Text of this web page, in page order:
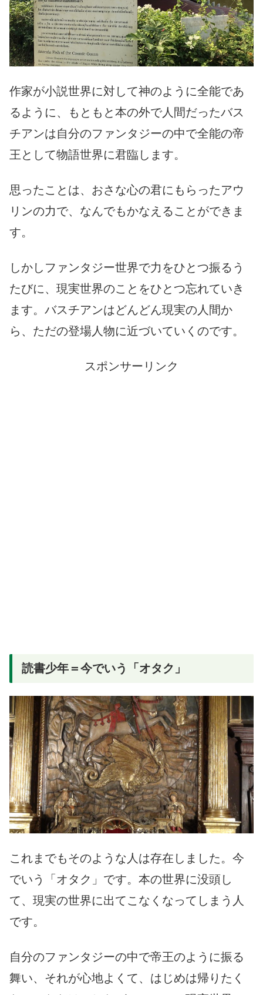
作家が小説世界に対して神のように全能であ
るように、もともと本の外で人間だったバス
チアンは自分のファンタジーの中で全能の帝
王として物語世界に君臨します。
思ったことは、おさな心の君にもらったアウ
リンの力で、なんでもかなえることができま
す。
しかしファンタジー世界で力をひとつ振るう
たびに、現実世界のことをひとつ忘れていき
ます。バスチアンはどんどん現実の人間か
ら、ただの登場人物に近づいていくのです。
スポンサーリンク
読書少年＝今でいう「オタク」
これまでもそのような人は存在しました。今
でいう「オタク」です。本の世界に没頭し
て、現実の世界に出てこなくなってしまう人
です。
自分のファンタジーの中で帝王のように振る
舞い、それが心地よくて、はじめは帰りたく